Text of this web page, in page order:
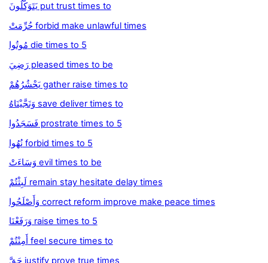
يَتَوَكَّلُونَ put trust times to
حُرِّمَتْ forbid make unlawful times
مُوتُوا die times to 5
رَضِيَ pleased times to be
يَحْشُرُهُمْ gather raise times to
وَنَجَّيْنَاهُ save deliver times to
فَسَجَدُوا prostrate times to 5
نُهُوا forbid times to 5
وَسَاءَتْ evil times to be
لَبِثْتُمْ remain stay hesitate delay times
وَأَصْلَحُوا correct reform improve make peace times
وَرَفَعْنَا raise times to 5
أَمِنْتُمْ feel secure times to
حَقَّ justify prove true times